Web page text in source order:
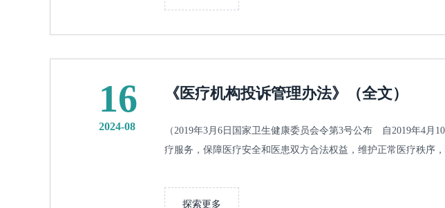
16
2024-08
《医疗机构投诉管理办法》（全文）
（2019年3月6日国家卫生健康委员会令第3号公布 自2019年4
疗服务，保障医疗安全和医患双方合法权益，维护正常医疗秩序
探索更多